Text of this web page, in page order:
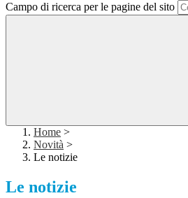
Campo di ricerca per le pagine del sito
Home >
Novità >
Le notizie
Le notizie